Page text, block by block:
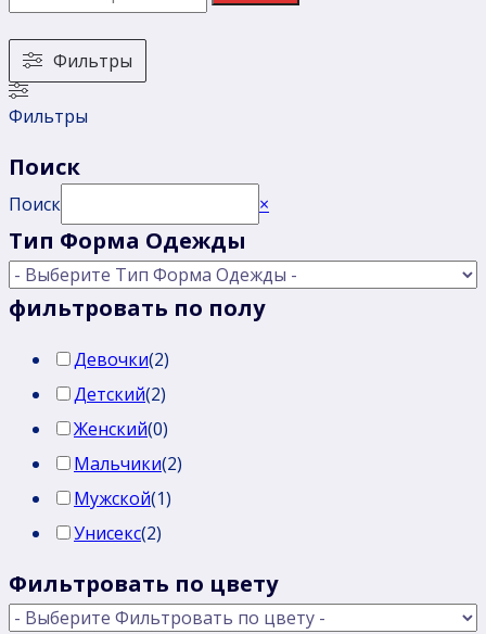
Фильтры
Фильтры
Поиск
Поиск ×
Тип Форма Одежды
фильтровать по полу
Девочки(2)
Детский(2)
Женский(0)
Мальчики(2)
Мужской(1)
Унисекс(2)
Фильтровать по цвету